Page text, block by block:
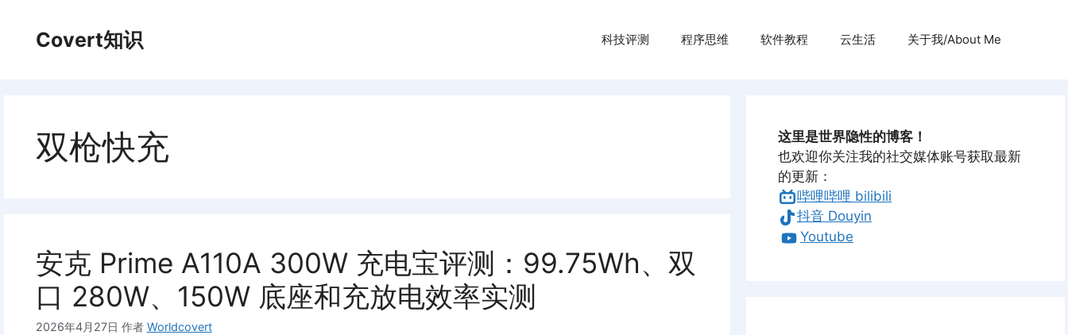
Covert知识 科技评测 程序思维 软件教程 云生活 关于我/About Me
双枪快充
安克 Prime A110A 300W 充电宝评测：99.75Wh、双
口 280W、150W 底座和充放电效率实测
2026年4月27日 作者 Worldcovert
这里是世界隐性的博客！
也欢迎你关注我的社交媒体账号获取最新
的更新：
哔哩哔哩 bilibili
抖音 Douyin
Youtube